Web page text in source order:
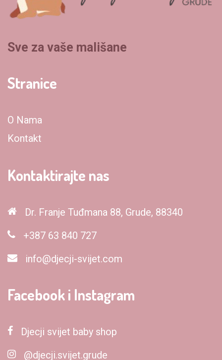
Sve za vaše mališane
Stranice
O Nama
Kontakt
Kontaktirajte nas
Dr. Franje Tuđmana 88, Grude, 88340
+387 63 840 727
info@djecji-svijet.com
Facebook i Instagram
Djecji svijet baby shop
@djecji.svijet.grude